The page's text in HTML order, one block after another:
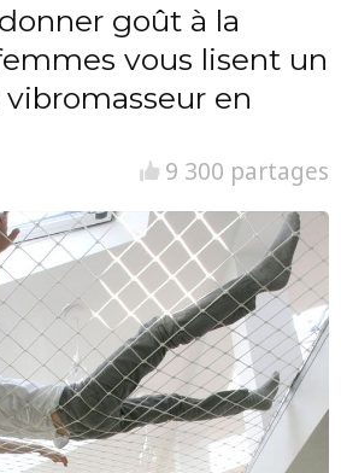
goût à la
vous lisent un
en
9 300 partages